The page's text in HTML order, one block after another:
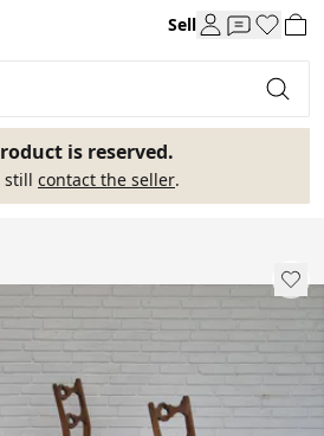
Sell
is reserved.
still contact the seller.